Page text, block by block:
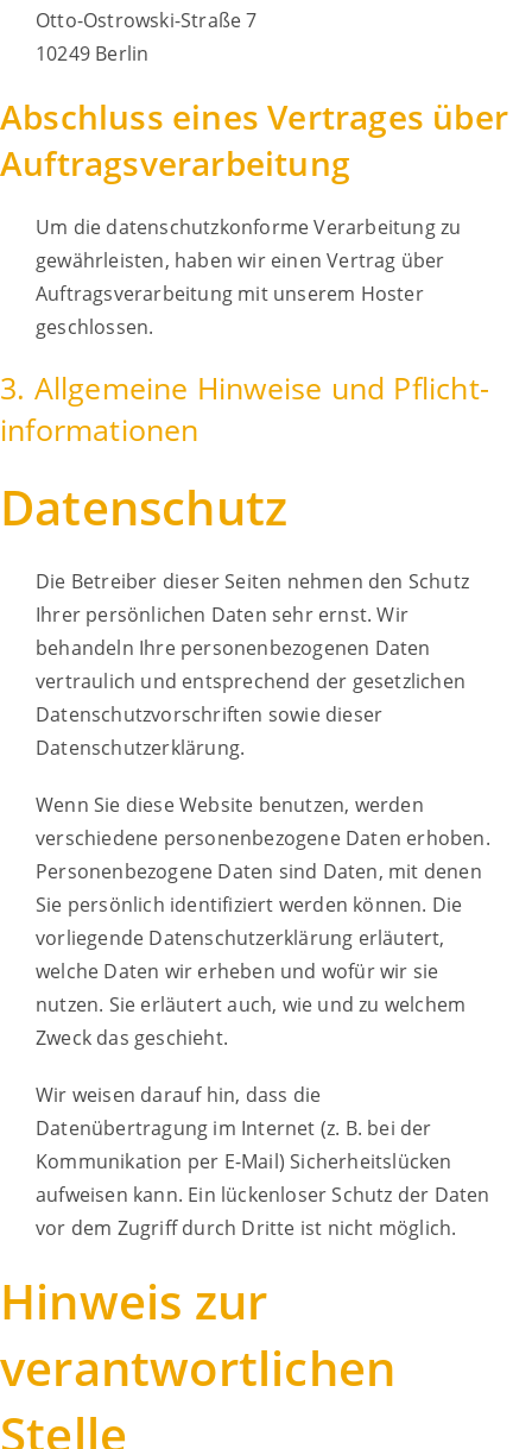
Otto-Ostrowski-Straße 7
10249 Berlin
Abschluss eines Vertrages über
Auftragsverarbeitung
Um die datenschutzkonforme Verarbeitung zu
gewährleisten, haben wir einen Vertrag über
Auftragsverarbeitung mit unserem Hoster
geschlossen.
3. Allgemeine Hinweise und Pflicht­
informationen
Datenschutz
Die Betreiber dieser Seiten nehmen den Schutz
Ihrer persönlichen Daten sehr ernst. Wir
behandeln Ihre personenbezogenen Daten
vertraulich und entsprechend der gesetzlichen
Datenschutzvorschriften sowie dieser
Datenschutzerklärung.
Wenn Sie diese Website benutzen, werden
verschiedene personenbezogene Daten erhoben.
Personenbezogene Daten sind Daten, mit denen
Sie persönlich identifiziert werden können. Die
vorliegende Datenschutzerklärung erläutert,
welche Daten wir erheben und wofür wir sie
nutzen. Sie erläutert auch, wie und zu welchem
Zweck das geschieht.
Wir weisen darauf hin, dass die
Datenübertragung im Internet (z. B. bei der
Kommunikation per E-Mail) Sicherheitslücken
aufweisen kann. Ein lückenloser Schutz der Daten
vor dem Zugriff durch Dritte ist nicht möglich.
Hinweis zur
verantwortlichen
Stelle